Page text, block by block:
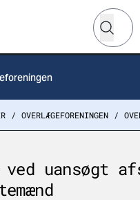
Hvad
Søg
OVERLÆGEFORENINGEN
ved uansøgt